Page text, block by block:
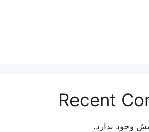
Recent
وجود ندارد.